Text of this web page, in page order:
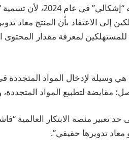
نهج التوازن الشامل
إلى الاعتقاد بأن المنتج معاد
للمستهلكين لمعرفة مقدار
وسيلة لإدخال المواد المتجددة
لتطبيع المواد المتجددة،
تعبير منصة الابتكار العالمية
تدويرها حقيقي”.